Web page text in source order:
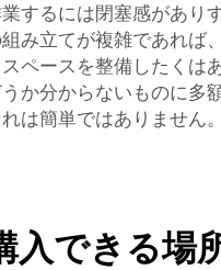
するには閉塞感があり
み立てが複雑であれば
ペースを整備したくは
か分からないものに多
は簡単ではありません
できる場